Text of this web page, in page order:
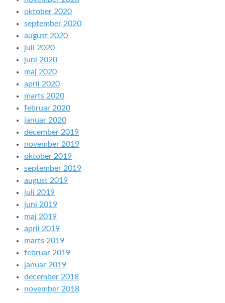
oktober 2020
september 2020
august 2020
juli 2020
juni 2020
maj 2020
april 2020
marts 2020
februar 2020
januar 2020
december 2019
november 2019
oktober 2019
september 2019
august 2019
juli 2019
juni 2019
maj 2019
april 2019
marts 2019
februar 2019
januar 2019
december 2018
november 2018